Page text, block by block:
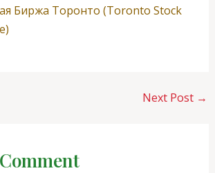
Биржа Торонто (Toronto Stock
Next Post →